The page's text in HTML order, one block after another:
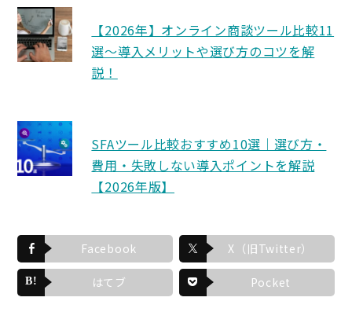
【2026年】オンライン商談ツール比較11
選〜導入メリットや選び方のコツを解
説！
SFAツール比較おすすめ10選｜選び方・
費用・失敗しない導入ポイントを解説
【2026年版】
Facebook X（旧Twitter）
はてブ Pocket